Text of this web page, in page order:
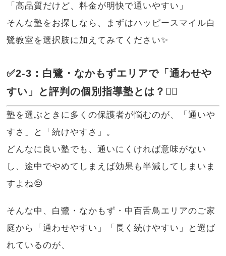
「高品質だけど、料金が明快で通いやすい」
そんな塾をお探しなら、まずはハッピースマイル白
鷺教室を選択肢に加えてみてください✨
✅2-3：白鷺・なかもずエリアで「通わせや
すい」と評判の個別指導塾とは？🚶‍♀️
塾を選ぶときに多くの保護者が悩むのが、「通いや
すさ」と「続けやすさ」。
どんなに良い塾でも、通いにくければ意味がない
し、途中でやめてしまえば効果も半減してしまいま
すよね😔
そんな中、白鷺・なかもず・中百舌鳥エリアのご家
庭から「通わせやすい」「長く続けやすい」と選ば
れているのが、